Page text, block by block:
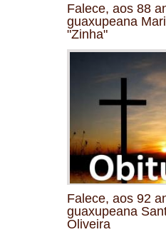
Falece, aos 88
guaxupeana
"Zinha"
Falece, aos 92
guaxupeana
Oliveira